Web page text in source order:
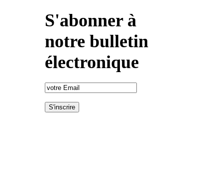
S'abonner à
notre bulletin
électronique